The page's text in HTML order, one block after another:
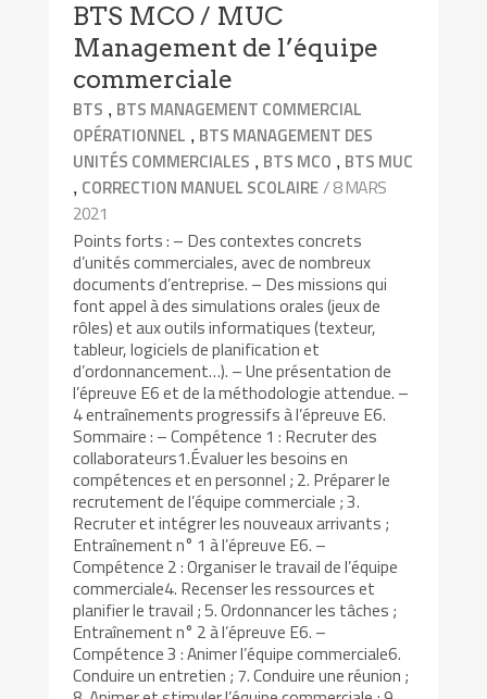
BTS MCO / MUC
Management de l’équipe
commerciale
BTS , BTS MANAGEMENT COMMERCIAL
OPÉRATIONNEL , BTS MANAGEMENT DES
UNITÉS COMMERCIALES , BTS MCO , BTS MUC
, CORRECTION MANUEL SCOLAIRE/ 8 MARS
2021
Points forts : – Des contextes concrets
d’unités commerciales, avec de nombreux
documents d’entreprise. – Des missions qui
font appel à des simulations orales (jeux de
rôles) et aux outils informatiques (texteur,
tableur, logiciels de planification et
d’ordonnancement…). – Une présentation de
l’épreuve E6 et de la méthodologie attendue. –
4 entraînements progressifs à l’épreuve E6.
Sommaire : – Compétence 1 : Recruter des
collaborateurs1.Évaluer les besoins en
compétences et en personnel ; 2. Préparer le
recrutement de l’équipe commerciale ; 3.
Recruter et intégrer les nouveaux arrivants ;
Entraînement n° 1 à l’épreuve E6. –
Compétence 2 : Organiser le travail de l’équipe
commerciale4. Recenser les ressources et
planifier le travail ; 5. Ordonnancer les tâches ;
Entraînement n° 2 à l’épreuve E6. –
Compétence 3 : Animer l’équipe commerciale6.
Conduire un entretien ; 7. Conduire une réunion ;